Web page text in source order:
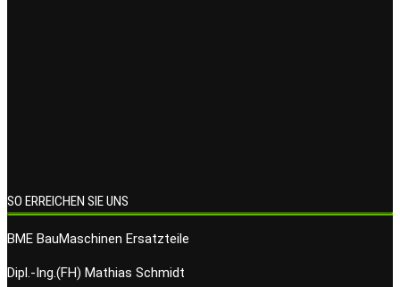
SO ERREICHEN SIE UNS
BME BauMaschinen Ersatzteile
Dipl.-Ing.(FH) Mathias Schmidt